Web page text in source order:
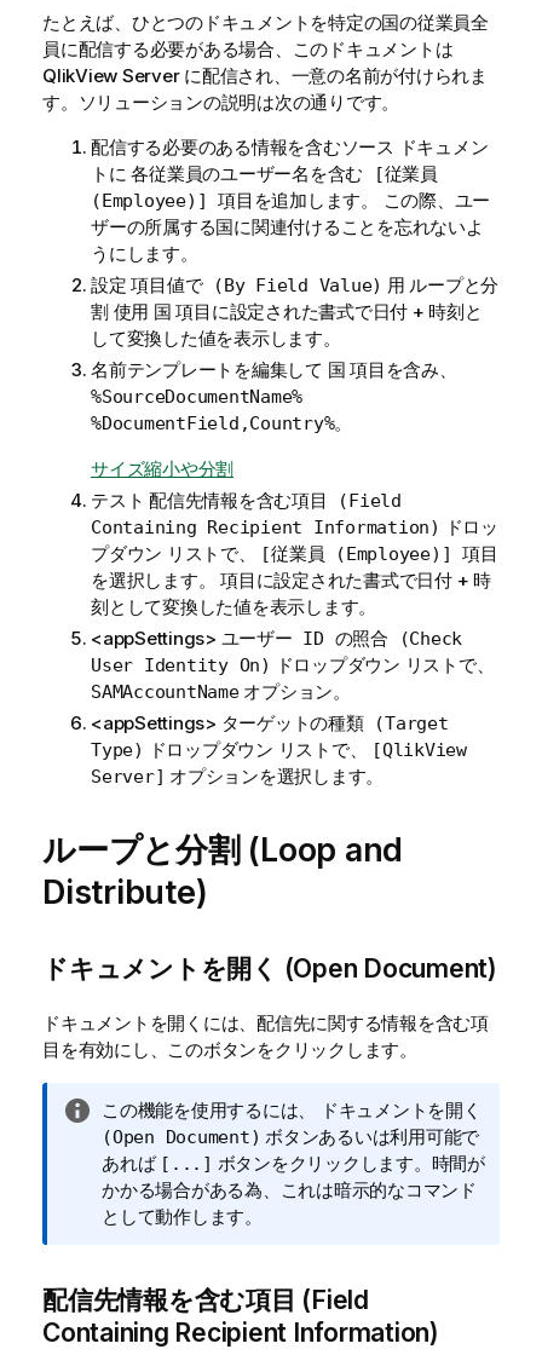
たとえば、ひとつのドキュメントを特定の国の従業員全
員に配信する必要がある場合、このドキュメントは
QlikView Server に配信され、一意の名前が付けられま
す。ソリューションの説明は次の通りです。
配信する必要のある情報を含むソース ドキュメン
トに各従業員のユーザー名を含む [従業員
(Employee)] 項目を追加します。
この際、ユー
ザーの所属する国に関連付けることを忘れないよ
うにします。
設定項目値で (By Field Value) 用 ループと分
割使用 国 項目に設定された書式で日付 + 時刻と
して変換した値を表示します。
名前テンプレートを編集して 国 項目を含み、
%SourceDocumentName%
%DocumentField,Country%。
サイズ縮小や分割
テスト 配信先情報を含む項目 (Field
Containing Recipient Information)
ドロッ
プダウン リストで、
[従業員 (Employee)] 項目
を選択します。
項目に設定された書式で日付 + 時
刻として変換した値を表示します。
<appSettings> ユーザー ID の照合 (Check
User Identity On)
ドロップダウン リストで、
SAMAccountNameオプション。
<appSettings> ターゲットの種類 (Target
Type)
ドロップダウン リストで、
[QlikView
Server] オプションを選択します。
ループと分割 (Loop and
Distribute)
ドキュメントを開く (Open Document)
ドキュメントを開くには、配信先に関する情報を含む項
目を有効にし、このボタンをクリックします。
情
報
メ
モ
この機能を使用するには、
ドキュメントを開く
(Open Document) ボタンあるいは利用可能で
あれば [...] ボタンをクリックします。時間が
かかる場合がある為、これは暗示的なコマンド
として動作します。
配信先情報を含む項目 (Field
Containing Recipient Information)